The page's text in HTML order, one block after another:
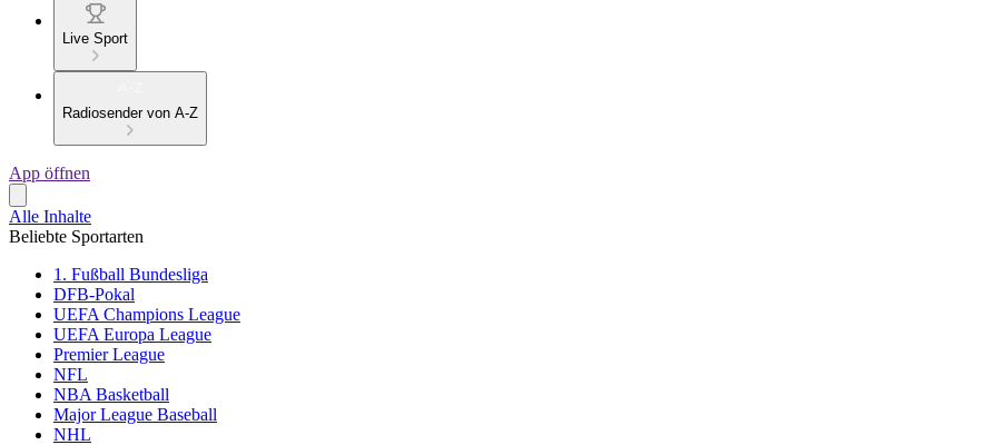
Live Sport
Radiosender von A-Z
App öffnen
Alle Inhalte
Beliebte Sportarten
1. Fußball Bundesliga
DFB-Pokal
UEFA Champions League
UEFA Europa League
Premier League
NFL
NBA Basketball
Major League Baseball
NHL